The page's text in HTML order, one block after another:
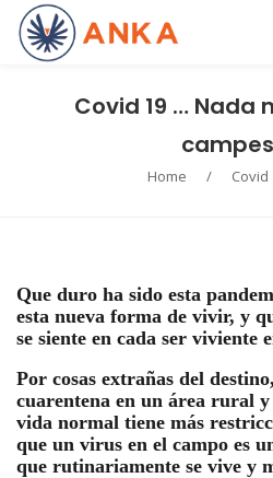
Covid 19 … Nada
Home /
Que duro ha sido esta
esta nueva forma de vivir, y
se siente en cada ser viviente
Por cosas extrañas del
cuarentena en un área rural
vida normal tiene más
que un virus en el campo es
que rutinariamente se vive y